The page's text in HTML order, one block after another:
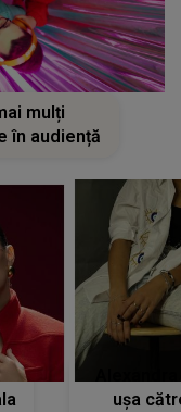
mulți
în audiență
ușa